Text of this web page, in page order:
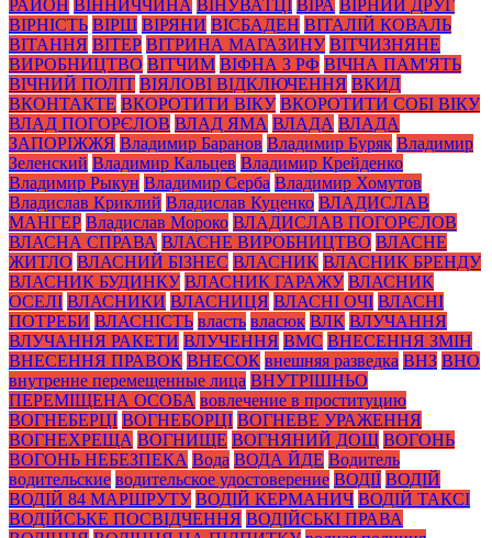
РАЙОН ВІННИЧЧИНА ВІНУВАТЦІ ВІРА ВІРНИЙ ДРУГ
ВІРНІСТЬ ВІРШ ВІРЯНИ ВІСБАДЕН ВІТАЛІЙ КОВАЛЬ
ВІТАННЯ ВІТЕР ВІТРИНА МАГАЗИНУ ВІТЧИЗНЯНЕ
ВИРОБНИЦТВО ВІТЧИМ ВІФНА З РФ ВІЧНА ПАМ'ЯТЬ
ВІЧНИЙ ПОЛІТ ВІЯЛОВІ ВІДКЛЮЧЕННЯ ВКИД
ВКОНТАКТЕ ВКОРОТИТИ ВІКУ ВКОРОТИТИ СОБІ ВІКУ
ВЛАД ПОГОРЄЛОВ ВЛАД ЯМА ВЛАДА ВЛАДА
ЗАПОРІЖЖЯ Владимир Баранов Владимир Буряк Владимир
Зеленский Владимир Кальцев Владимир Крейденко
Владимир Рыкун Владимир Серба Владимир Хомутов
Владислав Криклий Владислав Куценко ВЛАДИСЛАВ
МАНГЕР Владислав Мороко ВЛАДИСЛАВ ПОГОРЄЛОВ
ВЛАСНА СПРАВА ВЛАСНЕ ВИРОБНИЦТВО ВЛАСНЕ
ЖИТЛО ВЛАСНИЙ БІЗНЕС ВЛАСНИК ВЛАСНИК БРЕНДУ
ВЛАСНИК БУДИНКУ ВЛАСНИК ГАРАЖУ ВЛАСНИК
ОСЕЛІ ВЛАСНИКИ ВЛАСНИЦЯ ВЛАСНІ ОЧІ ВЛАСНІ
ПОТРЕБИ ВЛАСНІСТЬ власть власюк ВЛК ВЛУЧАННЯ
ВЛУЧАННЯ РАКЕТИ ВЛУЧЕННЯ ВМС ВНЕСЕННЯ ЗМІН
ВНЕСЕННЯ ПРАВОК ВНЕСОК внешняя разведка ВНЗ ВНО
внутренне перемещенные лица ВНУТРІШНЬО
ПЕРЕМІЩЕНА ОСОБА вовлечение в проституцию
ВОГНЕБЕРЦІ ВОГНЕБОРЦІ ВОГНЕВЕ УРАЖЕННЯ
ВОГНЕХРЕЩА ВОГНИЩЕ ВОГНЯНИЙ ДОЩ ВОГОНЬ
ВОГОНЬ НЕБЕЗПЕКА Вода ВОДА ЙДЕ Водитель
водительские водительское удостоверение ВОДІЇ ВОДІЙ
ВОДІЙ 84 МАРШРУТУ ВОДІЙ КЕРМАНИЧ ВОДІЙ ТАКСІ
ВОДІЙСЬКЕ ПОСВІДЧЕННЯ ВОДІЙСЬКІ ПРАВА